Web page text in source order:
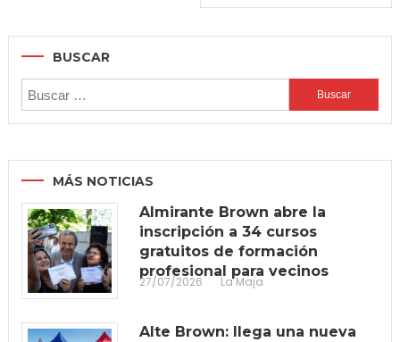
BUSCAR
Buscar:
MÁS NOTICIAS
Almirante Brown abre la
inscripción a 34 cursos
gratuitos de formación
profesional para vecinos
27/07/2026 La Maja
Alte Brown: llega una nueva